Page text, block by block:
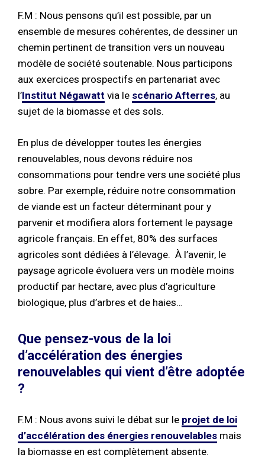
F.M : Nous pensons qu’il est possible, par un
ensemble de mesures cohérentes, de dessiner un
chemin pertinent de transition vers un nouveau
modèle de société soutenable. Nous participons
aux exercices prospectifs en partenariat avec
l’Institut Négawatt via le scénario Afterres, au
sujet de la biomasse et des sols.
En plus de développer toutes les énergies
renouvelables, nous devons réduire nos
consommations pour tendre vers une société plus
sobre. Par exemple, réduire notre consommation
de viande est un facteur déterminant pour y
parvenir et modifiera alors fortement le paysage
agricole français. En effet, 80% des surfaces
agricoles sont dédiées à l’élevage. À l’avenir, le
paysage agricole évoluera vers un modèle moins
productif par hectare, avec plus d’agriculture
biologique, plus d’arbres et de haies…
Que pensez-vous de la loi
d’accélération des énergies
renouvelables qui vient d’être adoptée
?
F.M : Nous avons suivi le débat sur le projet de loi
d’accélération des énergies renouvelables mais
la biomasse en est complètement absente.